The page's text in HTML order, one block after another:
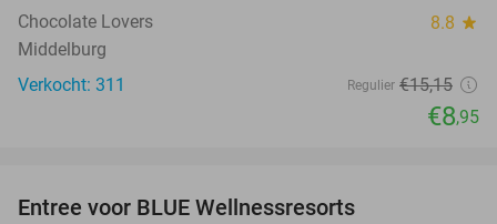
Chocolate Lovers 8.8 star
Middelburg
Verkocht: 311
Regulier €15,15
€8,95
Entree voor BLUE Wellnessresorts